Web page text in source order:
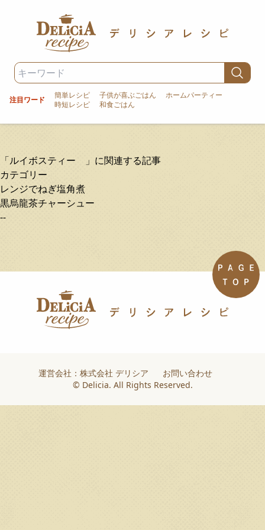
注目ワード 簡単レシピ 子供が喜ぶごはん
ホームパーティー
時短レシピ
和食ごはん
「ルイボスティー 」に関連する記事
カテゴリー
レンジでねぎ塩角煮
黒烏龍茶チャーシュー
--
運営会社：株式会社 デリシア
お問い合わせ
© Delicia. All Rights Reserved.